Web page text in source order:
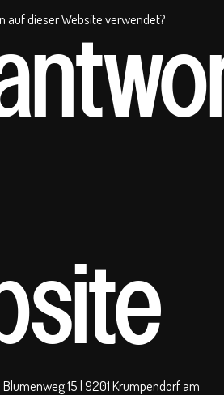
auf dieser Website verwendet?
Blumenweg 15 | 9201 Krumpendorf am